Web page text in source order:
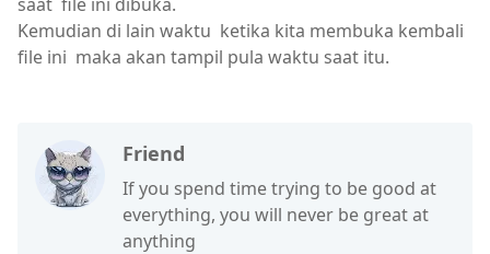
Kemudian di lain waktu ketika kita membuka kembali
file ini maka akan tampil pula waktu saat itu.
Friend
If you spend time trying to be good at
everything, you will never be great at
anything